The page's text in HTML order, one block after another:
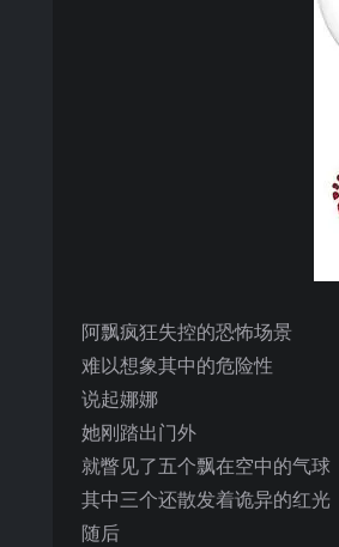
阿飘疯狂失控的恐怖场景
难以想象其中的危险性
说起娜娜
她刚踏出门外
就瞥见了五个飘在空中的气球
其中三个还散发着诡异的红光
随后